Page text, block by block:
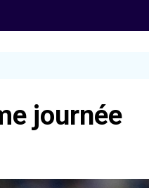
journée